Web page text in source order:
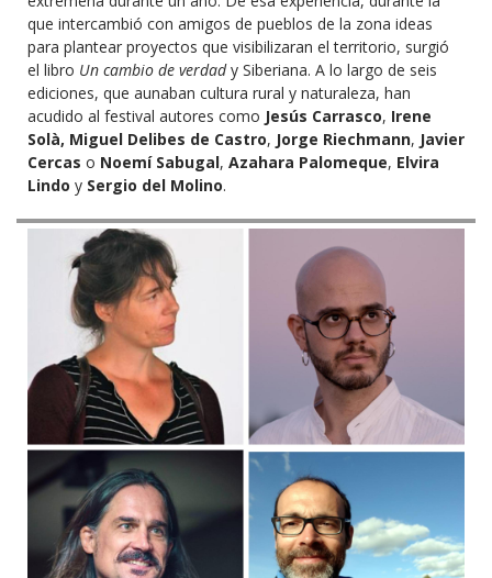
que intercambió con amigos de pueblos de la zona ideas
para plantear proyectos que visibilizaran el territorio, surgió
el libro Un cambio de verdady Siberiana. A lo largo de seis
ediciones, que aunaban cultura rural y naturaleza, han
acudido al festival autores como Jesús Carrasco, Irene
Solà, Miguel Delibes de Castro, Jorge Riechmann, Javier
Cercas o Noemí Sabugal, Azahara Palomeque, Elvira
Lindo y Sergio del Molino.